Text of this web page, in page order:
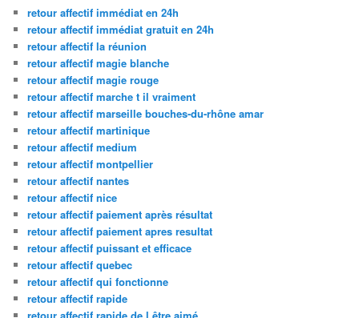
retour affectif immédiat en 24h
retour affectif immédiat gratuit en 24h
retour affectif la réunion
retour affectif magie blanche
retour affectif magie rouge
retour affectif marche t il vraiment
retour affectif marseille bouches-du-rhône amar
retour affectif martinique
retour affectif medium
retour affectif montpellier
retour affectif nantes
retour affectif nice
retour affectif paiement après résultat
retour affectif paiement apres resultat
retour affectif puissant et efficace
retour affectif quebec
retour affectif qui fonctionne
retour affectif rapide